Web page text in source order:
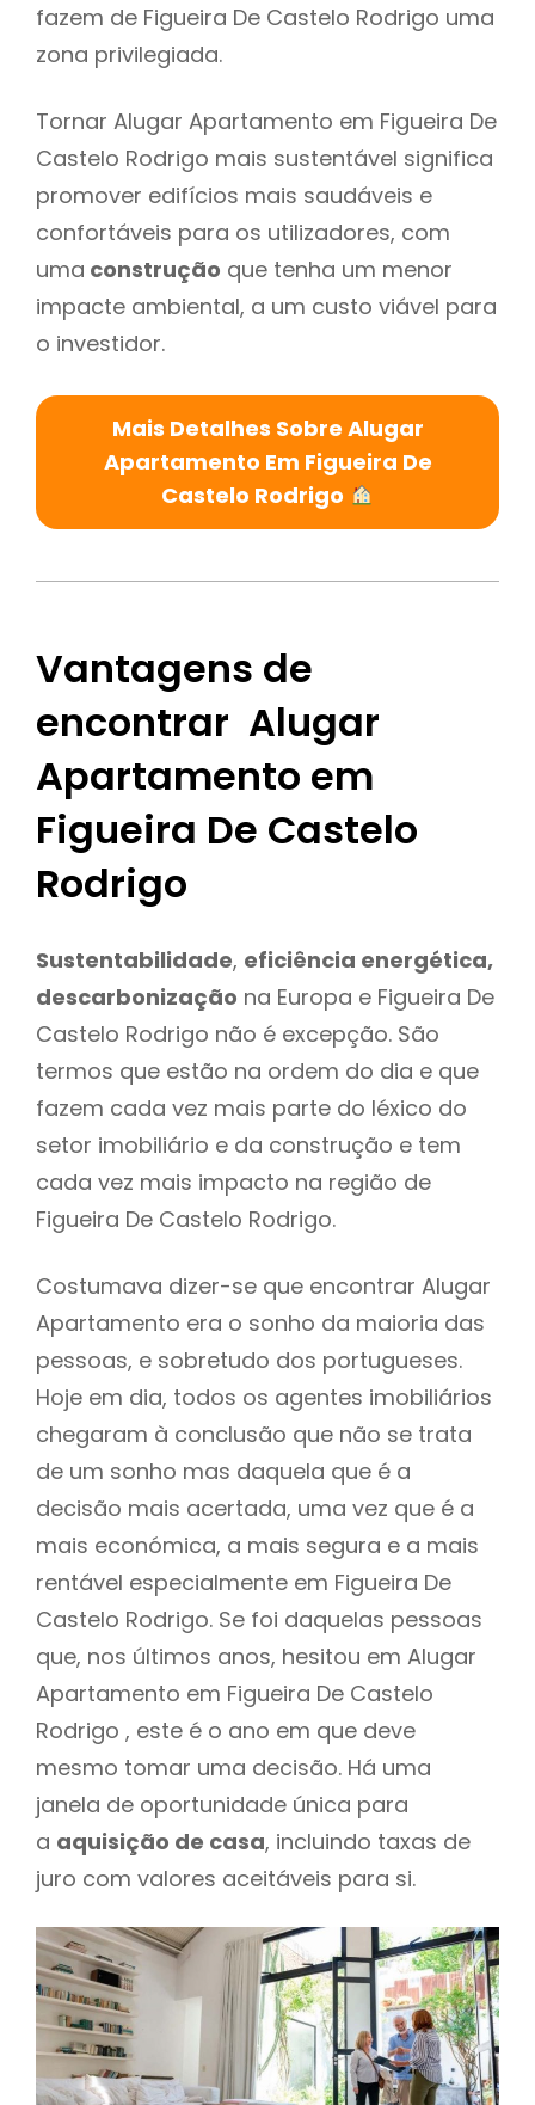
fazem de Figueira De Castelo Rodrigo uma
zona privilegiada.
Tornar Alugar Apartamento em Figueira De
Castelo Rodrigo mais sustentável significa
promover edifícios mais saudáveis e
confortáveis para os utilizadores, com
uma construção que tenha um menor
impacte ambiental, a um custo viável para
o investidor.
Mais Detalhes Sobre Alugar
Apartamento Em Figueira De
Castelo Rodrigo
Vantagens de
encontrar Alugar
Apartamento em
Figueira De Castelo
Rodrigo
Sustentabilidade, eficiência energética,
descarbonização na Europa e Figueira De
Castelo Rodrigo não é excepção. São
termos que estão na ordem do dia e que
fazem cada vez mais parte do léxico do
setor imobiliário e da construção e tem
cada vez mais impacto na região de
Figueira De Castelo Rodrigo.
Costumava dizer-se que encontrar Alugar
Apartamento era o sonho da maioria das
pessoas, e sobretudo dos portugueses.
Hoje em dia, todos os agentes imobiliários
chegaram à conclusão que não se trata
de um sonho mas daquela que é a
decisão mais acertada, uma vez que é a
mais económica, a mais segura e a mais
rentável especialmente em Figueira De
Castelo Rodrigo. Se foi daquelas pessoas
que, nos últimos anos, hesitou em Alugar
Apartamento em Figueira De Castelo
Rodrigo , este é o ano em que deve
mesmo tomar uma decisão. Há uma
janela de oportunidade única para
a aquisição de casa, incluindo taxas de
juro com valores aceitáveis para si.